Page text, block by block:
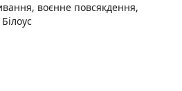
воєнне повсякдення,